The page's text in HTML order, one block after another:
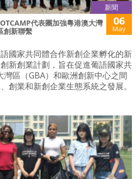
新聞
代表團加強粵港澳大灣
創新聯繫
06
May
國家共同體合作新創企業孵化的新
新創業計劃，旨在促進葡語國家共
灣區（GBA）和歐洲創新中心之間
創業和新創企業生態系統之發展。